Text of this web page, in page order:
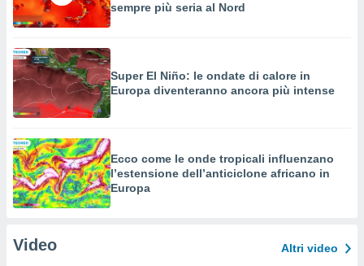
sempre più seria al Nord
Super El Niño: le ondate di calore in
Europa diventeranno ancora più intense
Ecco come le onde tropicali influenzano
l’estensione dell’anticiclone africano in
Europa
Video Altri video